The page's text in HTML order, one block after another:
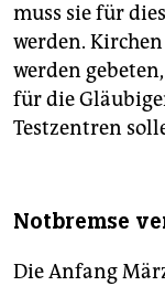
muss sie für
werden.
werden
für die
Testzentren
Notbremse
Die Anfang